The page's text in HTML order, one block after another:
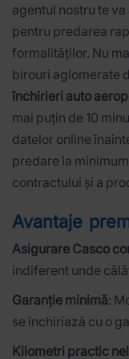
agentul nostru te
pentru predarea
formalităților. Nu
birouri aglomerate
închirieri auto
mai puțin de 10
datelor online
predare la
contractului și a
Avantaje
Asigurare Casco
indiferent unde
Garanție minimă:
se închiriază cu o
Kilometri practic